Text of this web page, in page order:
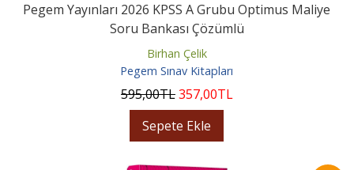
Pegem Yayınları 2026 KPSS A Grubu Optimus Maliye
Soru Bankası Çözümlü
Birhan Çelik
Pegem Sınav Kitapları
595,00TL357,00TL
Sepete Ekle